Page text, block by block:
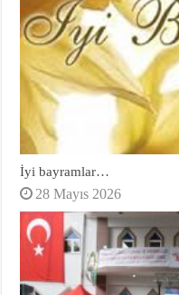
İyi bayramlar…
28 Mayıs 2026